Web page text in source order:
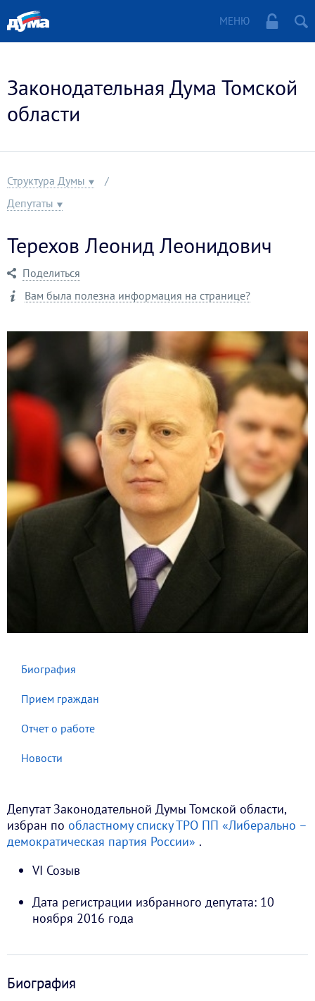
МЕНЮ
Законодательная Дума Томской
области
Структура Думы
Депутаты
Терехов Леонид Леонидович
Поделиться
Вам была полезна информация на странице?
Депутат Законодательной Думы Томской области,
избран по областному списку ТРО ПП «Либерально –
демократическая партия России» .
VI Созыв
Дата регистрации избранного депутата: 10
ноября 2016 года
Биография
Биография
Прием граждан
Отчет о работе
Новости